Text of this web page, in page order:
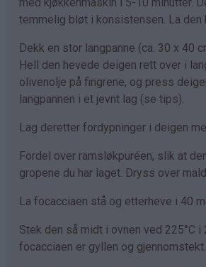
temmelig bløt i konsistensen. La den
Dekk en stor langpanne (ca. 30 x 40
Hell den hevede deigen rett over i
olivenolje på fingrene, og press
langpannen i et jevnt lag (se tips).
Lag deretter fordypninger i deigen
Fordel over ramsløkpuréen, slik at
gropene du har laget. Dryss over
La focacciaen stå og etterheve i 40
Stek den så midt i ovnen ved 225°C i
focacciaen er gyllen og gjennomstekt.